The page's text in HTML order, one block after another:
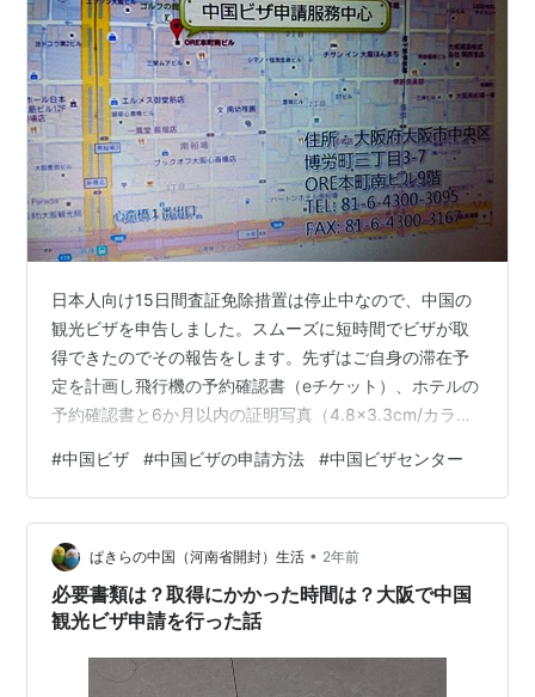
日本人向け15日間査証免除措置は停止中なので、中国の
観光ビザを申告しました。スムーズに短時間でビザが取
得できたのでその報告をします。先ずはご自身の滞在予
定を計画し飛行機の予約確認書（eチケット）、ホテルの
予約確認書と6か月以内の証明写真（4.8×3.3cm/カラー/
す。管轄のビザセンターの場所を調べます。中国ビザセ
ンターのサイトにアクセスします。ビザオンライン申告
するためには申請書をクリックし新規登録の場合メルア
ドとパスワードを登録します。最初から日本語に翻訳さ
れていたので難しくはありません。※写真アップロードに
少し手こずりましたが画面に基準…
#中国ビザ #中国ビザの申請方法 #中国ビザセンター
ぱきらの中国（河南省開封）生活 • 2年前
必要書類は？取得にかかった時間は？大阪で中国
観光ビザ申請を行った話